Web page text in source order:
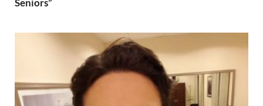
Seniors”